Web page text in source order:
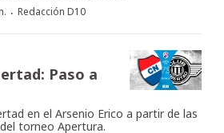
· Redacción D10
Paso a
en el Arsenio Erico a partir de las
torneo Apertura.